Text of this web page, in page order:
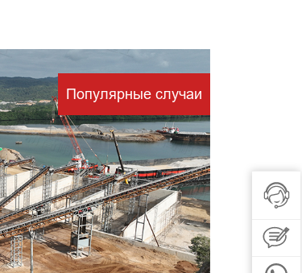
Популярные случаи